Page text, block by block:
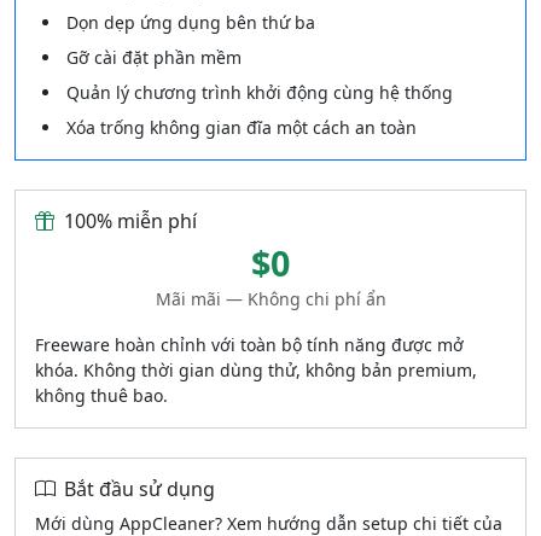
Dọn dẹp ứng dụng bên thứ ba
Gỡ cài đặt phần mềm
Quản lý chương trình khởi động cùng hệ thống
Xóa trống không gian đĩa một cách an toàn
100% miễn phí
$0
Mãi mãi — Không chi phí ẩn
Freeware hoàn chỉnh với toàn bộ tính năng được mở
khóa. Không thời gian dùng thử, không bản premium,
không thuê bao.
Bắt đầu sử dụng
Mới dùng AppCleaner? Xem hướng dẫn setup chi tiết của